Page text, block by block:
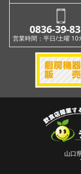
0836-39-
営業時間：平日/土曜
山口